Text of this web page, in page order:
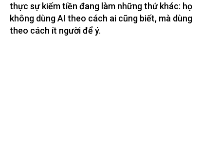
thực sự kiếm tiền đang làm những thứ khác: họ
không dùng AI theo cách ai cũng biết, mà dùng
theo cách ít người để ý.